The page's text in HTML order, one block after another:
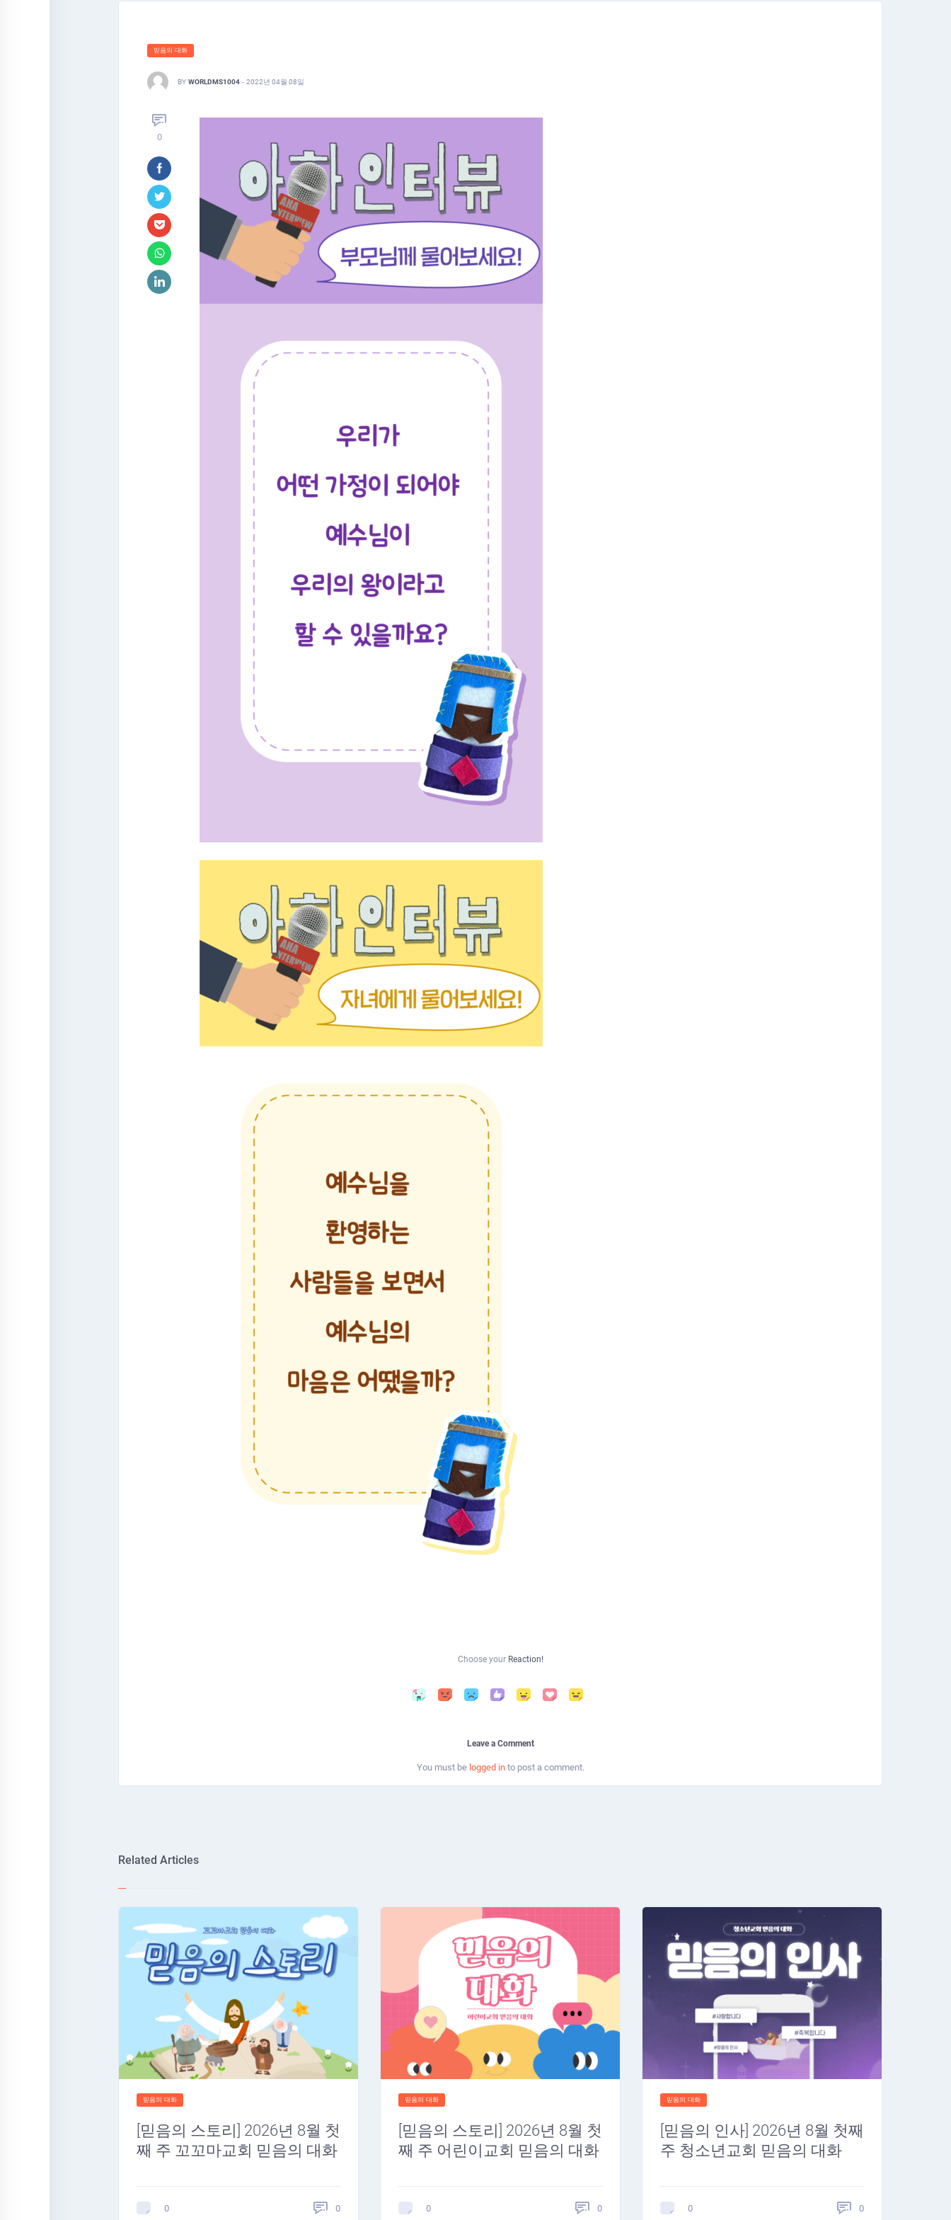
믿음의 대화
BY WORLDMS1004 - 2022년 04월 08일
0
Choose your Reaction!
Leave a Comment
You must be logged into post a comment.
Related Articles
믿음의 대화
[믿음의 스토리] 2026년 8월 첫
째 주 꼬꼬마교회 믿음의 대화
0 0
믿음의 대화
[믿음의 스토리] 2026년 8월 첫
째 주 어린이교회 믿음의 대화
0 0
믿음의 대화
[믿음의 인사] 2026년 8월 첫째
주 청소년교회 믿음의 대화
0 0